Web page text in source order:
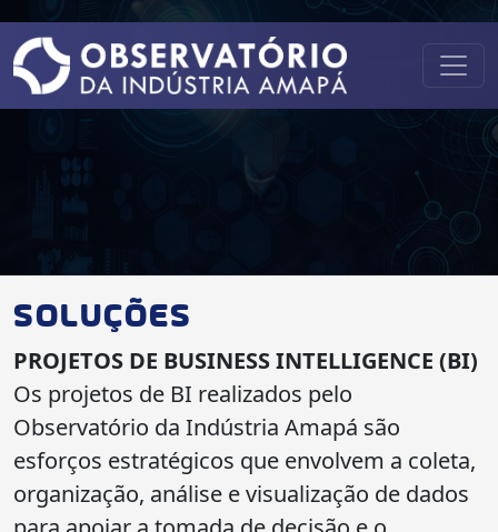
SOLUÇÕES
PROJETOS DE BUSINESS INTELLIGENCE (BI)
Os projetos de BI realizados pelo
Observatório da Indústria Amapá são
esforços estratégicos que envolvem a coleta,
organização, análise e visualização de dados